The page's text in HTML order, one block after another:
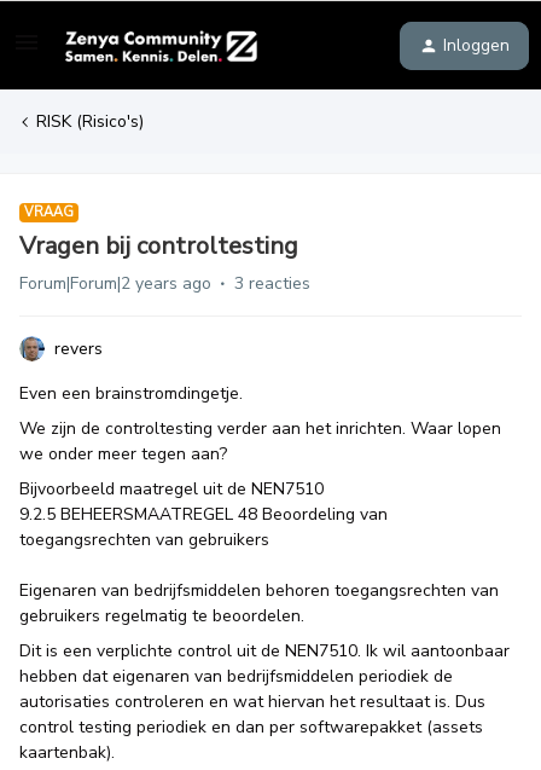
Inloggen
RISK (Risico's)
VRAAG
Vragen bij controltesting
Forum|Forum|2 years ago 3 reacties
revers
Even een brainstromdingetje.
We zijn de controltesting verder aan het inrichten. Waar lopen
we onder meer tegen aan?
Bijvoorbeeld maatregel uit de NEN7510
9.2.5 BEHEERSMAATREGEL 48 Beoordeling van
toegangsrechten van gebruikers
Eigenaren van bedrijfsmiddelen behoren toegangsrechten van
gebruikers regelmatig te beoordelen.
Dit is een verplichte control uit de NEN7510. Ik wil aantoonbaar
hebben dat eigenaren van bedrijfsmiddelen periodiek de
autorisaties controleren en wat hiervan het resultaat is. Dus
control testing periodiek en dan per softwarepakket (assets
kaartenbak).